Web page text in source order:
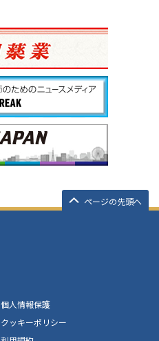
ページの先頭へ
個人情報保護
クッキーポリシー